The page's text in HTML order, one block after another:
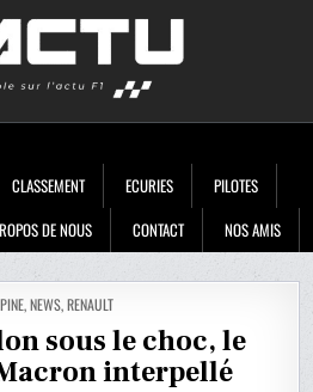
CLASSEMENT ECURIES
PILOTES
DE NOUS CONTACT NOS AMIS
,NEWS,RENAULT
sous le choc, le
interpellé